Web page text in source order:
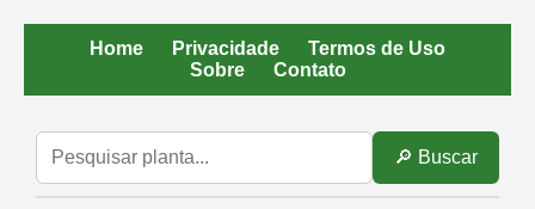
Home Privacidade
Termos de Uso
Sobre
Contato
🔎 Buscar